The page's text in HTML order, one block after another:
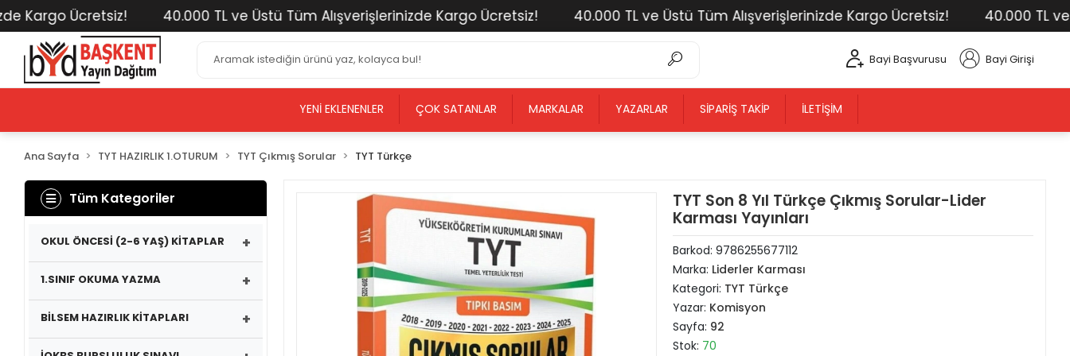
Kargo Ücretsiz! 40.000 TL ve Üstü Tüm Alışverişlerinizde Kargo Ücretsiz! 40.000 TL ve Üstü Tüm Alışverişlerinizde Kargo Ücretsiz! 40.000 TL ve
Bayi Başvurusu Bayi Girişi
YENI EKLENENLER ÇOK SATANLAR MARKALAR YAZARLAR SIPARIŞ TAKIP İLETIŞIM
Ana Sayfa TYT HAZIRLIK 1.OTURUM TYT Çıkmış Sorular TYT Türkçe
Tüm Kategoriler
OKUL ÖNCESİ (2-6 YAŞ) KİTAPLAR +
1.SINIF OKUMA YAZMA +
BİLSEM HAZIRLIK KİTAPLARI +
TYT Son 8 Yıl Türkçe Çıkmış Sorular-Lider
Karması Yayınları
Barkod: 9786255677112
Marka: Liderler Karması
Kategori: TYT Türkçe
Yazar: Komisyon
Sayfa: 92
Stok: 70